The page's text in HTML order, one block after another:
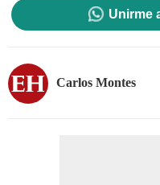
Unirme
Carlos Montes